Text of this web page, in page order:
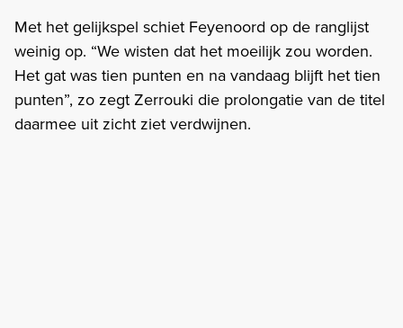
Met het gelijkspel schiet Feyenoord op de ranglijst
weinig op. “We wisten dat het moeilijk zou worden.
Het gat was tien punten en na vandaag blijft het tien
punten”, zo zegt Zerrouki die prolongatie van de titel
daarmee uit zicht ziet verdwijnen.